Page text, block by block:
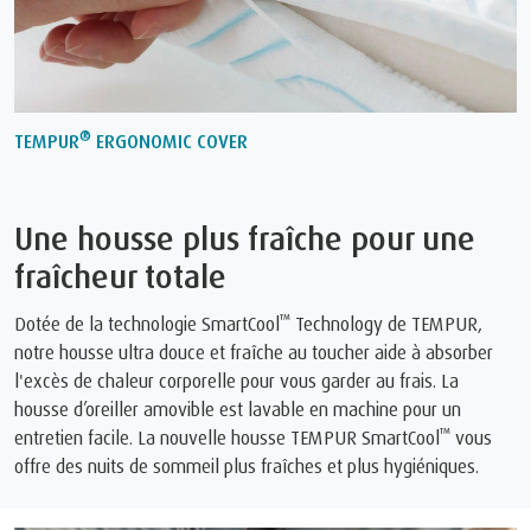
TEMPUR® ERGONOMIC COVER
Une housse plus fraîche pour une
fraîcheur totale
Dotée de la technologie SmartCool ™ Technology de TEMPUR,
notre housse ultra douce et fraîche au toucher aide à absorber
l'excès de chaleur corporelle pour vous garder au frais. La
housse d’oreiller amovible est lavable en machine pour un
entretien facile. La nouvelle housse TEMPUR SmartCool ™ vous
offre des nuits de sommeil plus fraîches et plus hygiéniques.